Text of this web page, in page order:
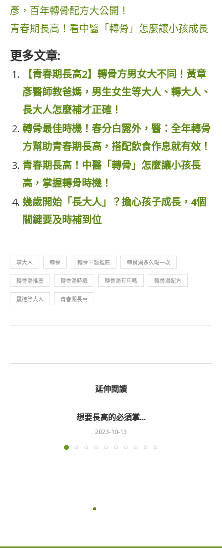
彥，百年轉骨配方大公開！
青春期長高！看中醫「轉骨」怎麼讓小孩成長
更多文章:
【青春期長高2】轉骨方男女大不同！黃章
彥醫師教爸媽，男生女生等大人、轉大人、
長大人怎麼補才正確！
轉骨最佳時機！春分白露外，醫：全年轉骨
方幫助青春期長高，搭配飲食作息就有效！
青春期長高！中醫「轉骨」怎麼讓小孩長
高，掌握轉骨時機！
幾歲開始「長大人」？擔心孩子成長，4個
關鍵要及時補到位
等大人 轉骨 轉骨中醫推薦 轉骨湯多久喝一次
轉骨湯推薦 轉骨湯時機 轉骨湯有用嗎 轉骨湯配方
震達等大人 青春期長高
延伸閱讀
想要長高的必須掌...
2023-10-13